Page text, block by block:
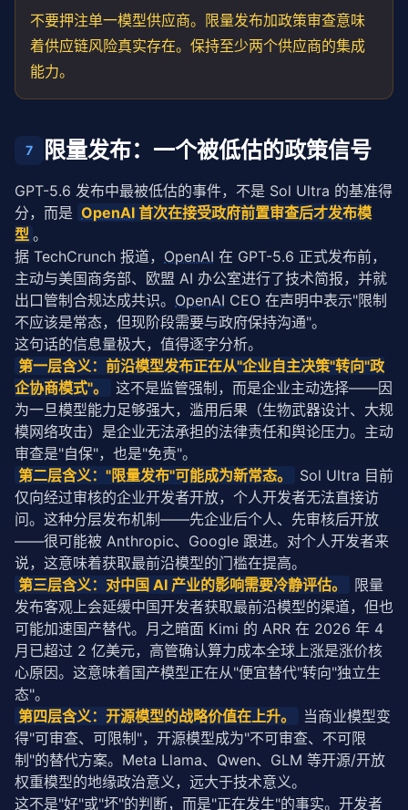
不要押注单一模型供应商。限量发布加政策审查意味
着供应链风险真实存在。保持至少两个供应商的集成
能力。
7 限量发布：一个被低估的政策信号
GPT-5.6 发布中最被低估的事件，不是 Sol Ultra 的基准得
分，而是 OpenAI 首次在接受政府前置审查后才发布模
型 。
据 TechCrunch 报道， OpenAI 在 GPT-5.6 正式发布前，
主动与美国商务部、欧盟 AI 办公室进行了技术简报，并就
出口管制合规达成共识。 OpenAI CEO 在声明中表示"限制
不应该是常态，但现阶段需要与政府保持沟通"。
这句话的信息量极大，值得逐字分析。
第一层含义：前沿模型发布正在从"企业自主决策"转向"政
企协商模式"。
这不是监管强制，而是企业主动选择——因
为一旦模型能力足够强大，滥用后果（生物武器设计、大规
模网络攻击）是企业无法承担的法律责任和舆论压力。主动
审查是"自保"，也是"免责"。
第二层含义："限量发布"可能成为新常态。
Sol Ultra 目前
仅向经过审核的企业开发者开放，个人开发者无法直接访
问。这种分层发布机制——先企业后个人、先审核后开放
——很可能被 Anthropic、Google 跟进。对个人开发者来
说，这意味着获取最前沿模型的门槛在提高。
第三层含义：对中国 AI 产业的影响需要冷静评估。
限量
发布客观上会延缓中国开发者获取最前沿模型的渠道，但也
可能加速国产替代。月之暗面 Kimi 的 ARR 在 2026 年 4
月已超过 2 亿美元，高管确认算力成本全球上涨是涨价核
心原因。这意味着国产模型正在从"便宜替代"转向"独立生
态"。
第四层含义：开源模型的战略价值在上升。
当商业模型变
得"可审查、可限制"，开源模型成为"不可审查、不可限
制"的替代方案。Meta Llama、Qwen、GLM 等开源/开放
权重模型的地缘政治意义，远大于技术意义。
这不是"好"或"坏"的判断，而是"正在发生"的事实。开发者